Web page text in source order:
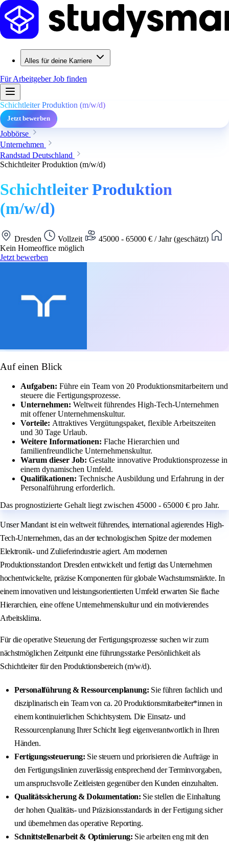
Alles für deine Karriere
Für ArbeitgeberJob finden
Schichtleiter Produktion (m/w/d)
Jetzt bewerben
Jobbörse
Unternehmen
Randstad Deutschland
Schichtleiter Produktion (m/w/d)
Schichtleiter Produktion
(m/w/d)
Dresden Vollzeit
45000 - 65000 € / Jahr (geschätzt)
Kein Homeoffice möglich
Jetzt bewerben
Auf einen Blick
Aufgaben: Führe ein Team von 20 Produktionsmitarbeitern und
steuere die Fertigungsprozesse.
Unternehmen: Weltweit führendes High-Tech-Unternehmen
mit offener Unternehmenskultur.
Vorteile: Attraktives Vergütungspaket, flexible Arbeitszeiten
und 30 Tage Urlaub.
Weitere Informationen: Flache Hierarchien und
familienfreundliche Unternehmenskultur.
Warum dieser Job: Gestalte innovative Produktionsprozesse in
einem dynamischen Umfeld.
Qualifikationen: Technische Ausbildung und Erfahrung in der
Personalführung erforderlich.
Das prognostizierte Gehalt liegt zwischen 45000 - 65000 € pro Jahr.
Unser Mandant ist ein weltweit führendes, international agierendes High-
Tech-Unternehmen, das an der technologischen Spitze der modernen
Elektronik- und Zulieferindustrie agiert. Am modernen
Produktionsstandort Dresden entwickelt und fertigt das Unternehmen
hochentwickelte, präzise Komponenten für globale Wachstumsmärkte. In
einem innovativen und leistungsorientierten Umfeld erwarten Sie flache
Hierarchien, eine offene Unternehmenskultur und ein motivierendes
Arbeitsklima.
Für die operative Steuerung der Fertigungsprozesse suchen wir zum
nächstmöglichen Zeitpunkt eine führungsstarke Persönlichkeit als
Schichtleiter für den Produktionsbereich (m/w/d).
Personalführung & Ressourcenplanung: Sie führen fachlich und
disziplinarisch ein Team von ca. 20 Produktionsmitarbeiter*innen in
einem kontinuierlichen Schichtsystem. Die Einsatz- und
Ressourcenplanung Ihrer Schicht liegt eigenverantwortlich in Ihren
Händen.
Fertigungssteuerung: Sie steuern und priorisieren die Aufträge in
den Fertigungslinien zuverlässig entsprechend der Terminvorgaben,
um anspruchsvolle Zeitleisten gegenüber den Kunden einzuhalten.
Qualitätssicherung & Dokumentation: Sie stellen die Einhaltung
der hohen Qualitäts- und Präzisionsstandards in der Fertigung sicher
und übernehmen das operative Reporting.
Schnittstellenarbeit & Optimierung: Sie arbeiten eng mit den